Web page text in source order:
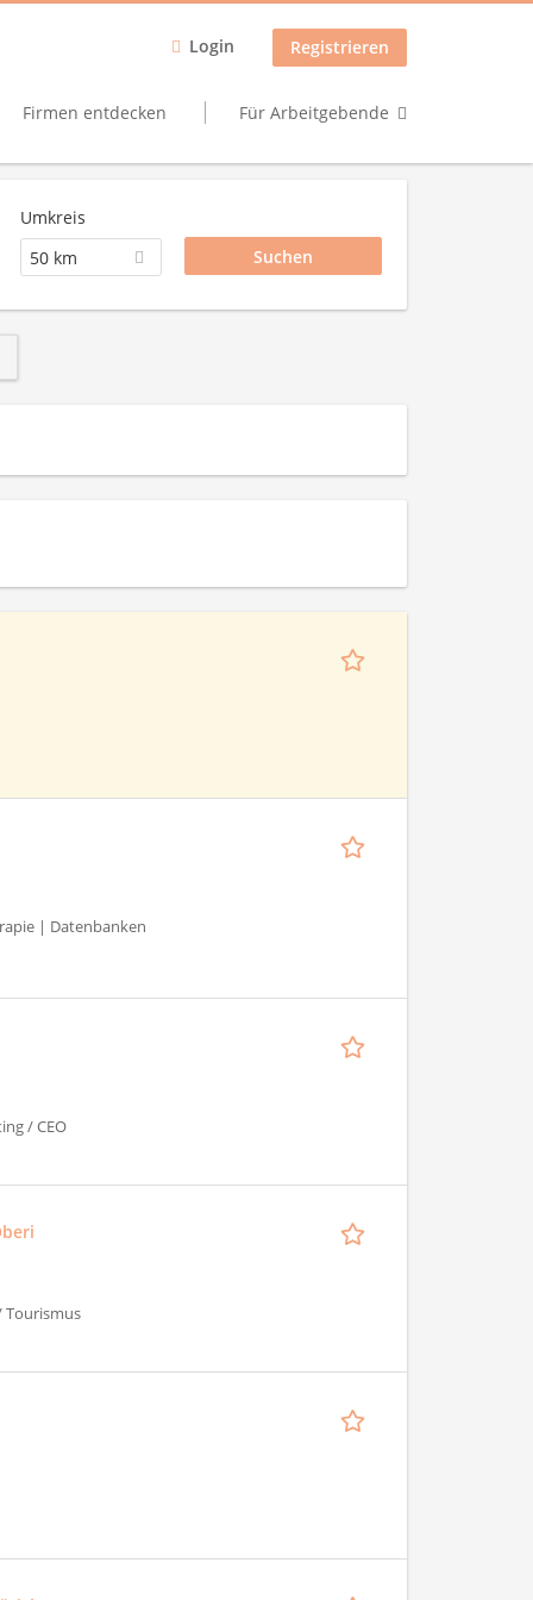
Login Registrieren
Firmen entdecken Für Arbeitgebende
Umkreis
50 km
| Datenbanken
/ CEO
Tourismus